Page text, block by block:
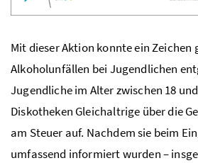
Mit dieser Aktion konnte ein Zeichen
Alkoholunfällen bei Jugendlichen
Jugendliche im Alter zwischen 18
Diskotheken Gleichaltrige über die
am Steuer auf. Nachdem sie beim
umfassend informiert wurden –